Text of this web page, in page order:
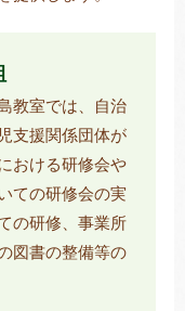
教室では、自治
支援関係団体が
おける研修会や
ての研修会の実
の研修、事業所
図書の整備等の